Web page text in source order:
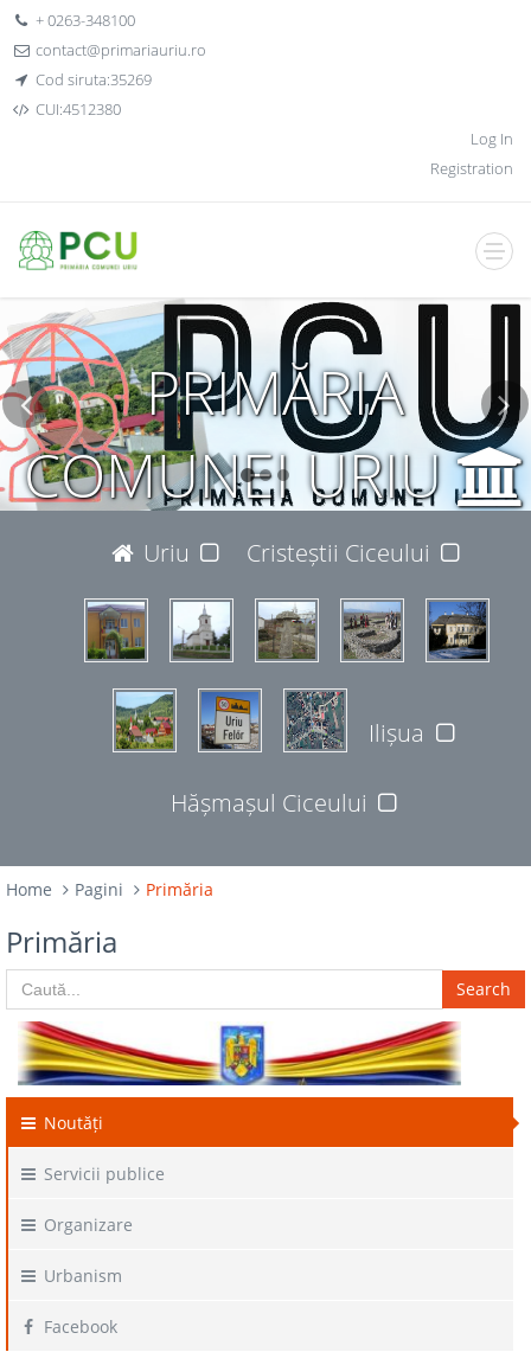
+ 0263-348100
contact@primariauriu.ro
Cod siruta:35269
CUI:4512380
Log In
Registration
PRIMĂRIA
COMUNEI URIU
JUDEȚUL BISTRIȚA-NĂSĂUD 427365
Uriu Cristeștii Ciceului
Ilișua
Hășmașul Ciceului
Home Pagini Primăria
Primăria
Search
Noutăți
Servicii publice
Organizare
Urbanism
Facebook